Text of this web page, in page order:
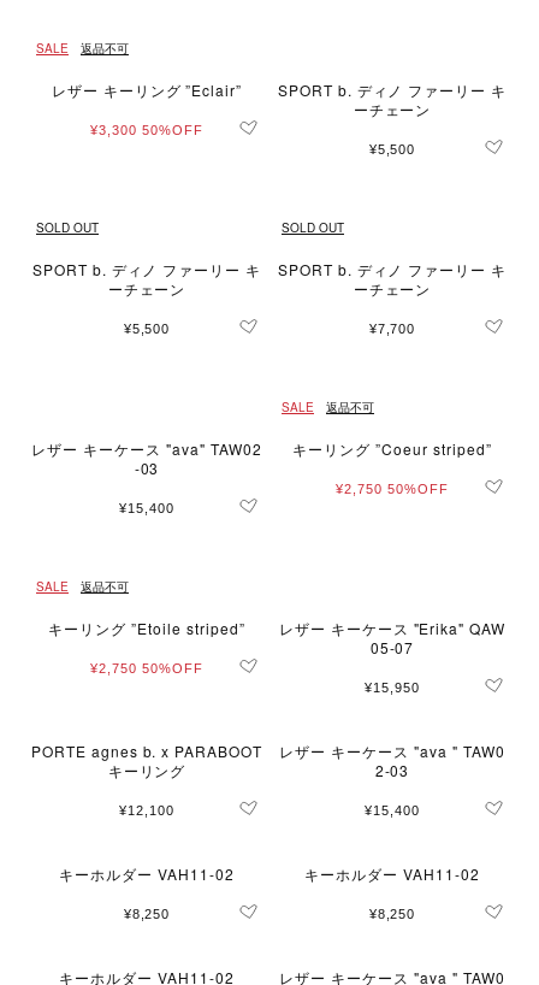
SALE 返品不可
レザー キーリング ”Eclair”
¥3,300 50%OFF
SPORT b. ディノ ファーリー キ
ーチェーン
¥5,500
SOLD OUT
SPORT b. ディノ ファーリー キ
ーチェーン
¥5,500
SOLD OUT
SPORT b. ディノ ファーリー キ
ーチェーン
¥7,700
レザー キーケース "ava" TAW02
-03
¥15,400
SALE 返品不可
キーリング ”Coeur striped”
¥2,750 50%OFF
SALE 返品不可
キーリング ”Etoile striped”
¥2,750 50%OFF
レザー キーケース "Erika" QAW
05-07
¥15,950
PORTE agnes b. x PARABOOT
キーリング
¥12,100
レザー キーケース "ava " TAW0
2-03
¥15,400
キーホルダー VAH11-02
¥8,250
キーホルダー VAH11-02
¥8,250
キーホルダー VAH11-02 レザー キーケース "ava " TAW0